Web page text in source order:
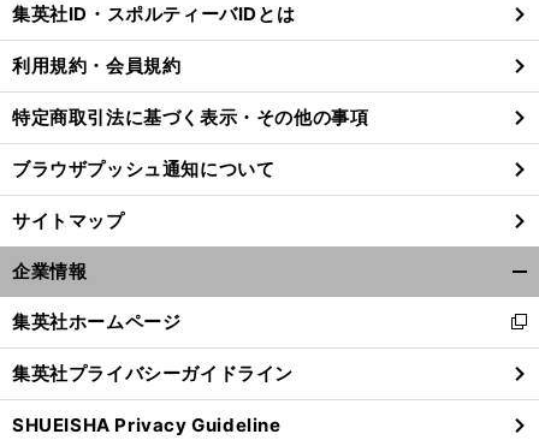
る
集英社ID・スポルティーバIDとは
利用規約・会員規約
特定商取引法に基づく表示・その他の事項
ブラウザプッシュ通知について
サイトマップ
企業情報
閉
る
集英社ホームページ
新
し
い
ウ
ィ
集英社プライバシーガイドライン
SHUEISHA Privacy Guideline